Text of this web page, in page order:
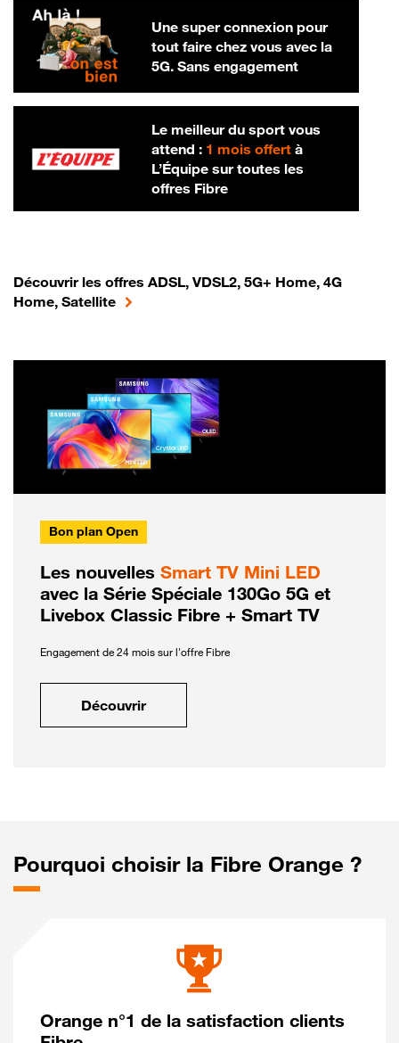
Une super connexion pour
tout faire chez vous avec la
5G. Sans engagement
Le meilleur du sport vous
attend : 1 mois offertà
L’Équipe sur toutes les
offres Fibre
Découvrir les offres ADSL, VDSL2, 5G+ Home, 4G
Home, Satellite
Bon plan Open
Les nouvelles Smart TV Mini LED
avec la Série Spéciale 130Go 5G et
Livebox Classic Fibre + Smart TV
Engagement de 24 mois sur l'offre Fibre
Découvrir
Pourquoi choisir la Fibre Orange ?
Orange n°1 de la satisfaction clients